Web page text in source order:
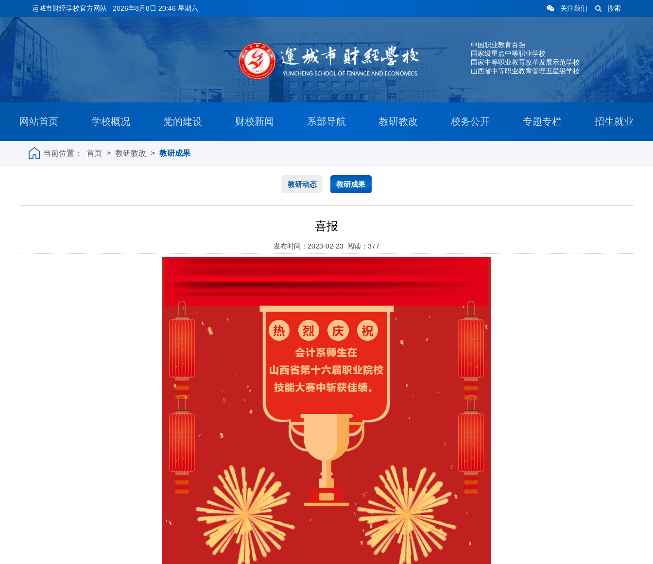
运城市财经学校官方网站 2026年8月8日 20:46 星期六 关注我们 搜索
中国职业教育百强
国家级重点中等职业学校
国家中等职业教育改革发展示范学校
山西省中等职业教育管理五星级学校
网站首页 学校概况 党的建设 财校新闻 系部导航 教研教改 校务公开 专题专栏 招生就业
当前位置： 首页 > 教研教改 > 教研成果
教研动态 教研成果
喜报
发布时间：2023-02-23 阅读： 377